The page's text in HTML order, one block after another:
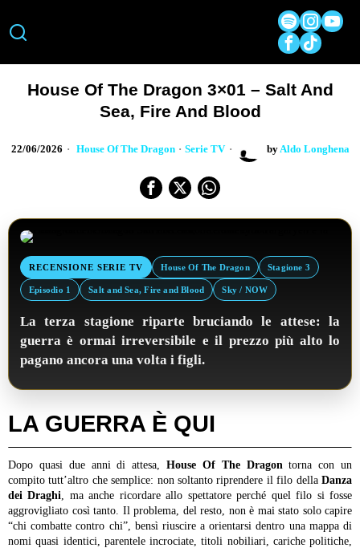
House Of The Dragon 3×01 – Salt And
Sea, Fire And Blood
22/06/2026 House Of The Dragon · Serie TV by Aldo Longhena
RECENSIONE SERIE TV House Of The Dragon Stagione 3
Episodio 1 Salt and Sea, Fire and Blood Sky / NOW
La terza stagione riparte bruciando le attese: la
guerra è ormai irreversibile e il prezzo più alto lo
pagano ancora una volta i figli.
LA GUERRA È QUI
Dopo quasi due anni di attesa, House Of The Dragontorna con un
compito tutt’altro che semplice: non soltanto riprendere il filo della Danza
dei Draghi, ma anche ricordare allo spettatore perché quel filo si fosse
aggrovigliato così tanto. Il problema, del resto, non è mai stato solo capire
“chi combatte contro chi”, bensì riuscire a orientarsi dentro una mappa di
nomi quasi identici, parentele incrociate, titoli nobiliari, cariche politiche,